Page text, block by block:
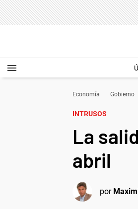
Economía Gobierno
INTRUSOS
La
abril
por